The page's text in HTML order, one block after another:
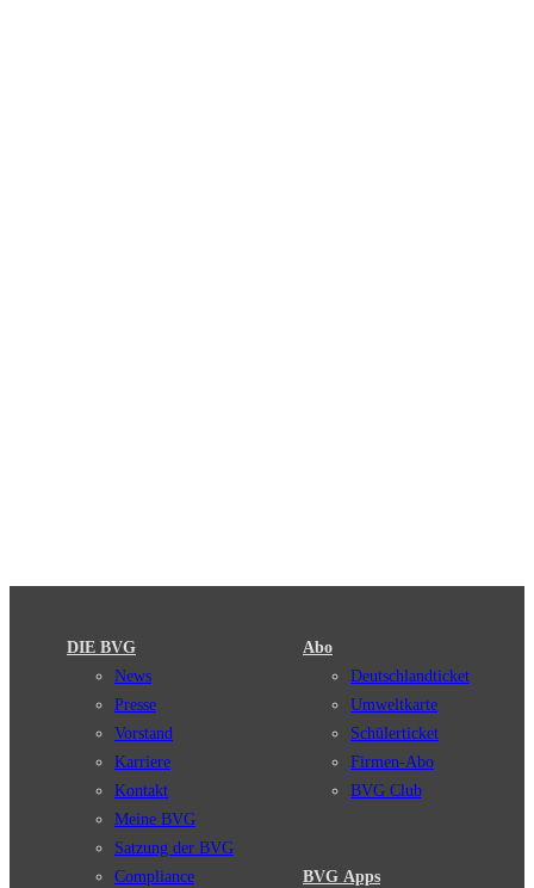
DIE BVG
News
Presse
Vorstand
Karriere
Kontakt
Meine BVG
Satzung der BVG
Compliance
Abo
Deutschlandticket
Umweltkarte
Schülerticket
Firmen-Abo
BVG Club
BVG Apps